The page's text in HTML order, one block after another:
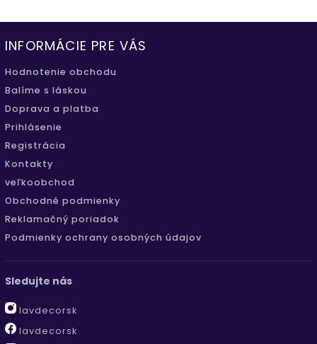
INFORMÁCIE PRE VÁS
Hodnotenie obchodu
Balíme s láskou
Doprava a platba
Prihlásenie
Registrácia
Kontakty
veľkoobchod
Obchodné podmienky
Reklamačný poriadok
Podmienky ochrany osobných údajov
Sledujte nás
lavdecorsk
lavdecorsk